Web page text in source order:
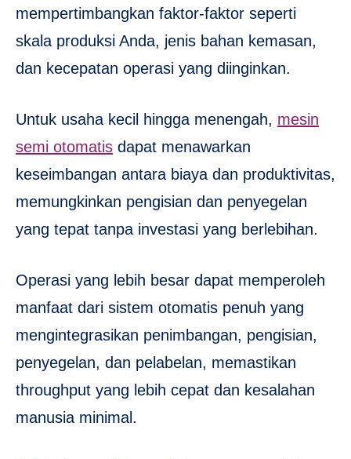
mempertimbangkan faktor-faktor seperti
skala produksi Anda, jenis bahan kemasan,
dan kecepatan operasi yang diinginkan.
Untuk usaha kecil hingga menengah, mesin
semi otomatis dapat menawarkan
keseimbangan antara biaya dan produktivitas,
memungkinkan pengisian dan penyegelan
yang tepat tanpa investasi yang berlebihan.
Operasi yang lebih besar dapat memperoleh
manfaat dari sistem otomatis penuh yang
mengintegrasikan penimbangan, pengisian,
penyegelan, dan pelabelan, memastikan
throughput yang lebih cepat dan kesalahan
manusia minimal.